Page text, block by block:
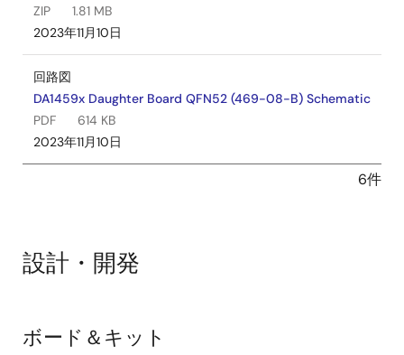
ZIP
1.81 MB
2023年11月10日
回路図
DA1459x Daughter Board QFN52 (469-08-B) Schematic
PDF
614 KB
2023年11月10日
6件
設計・開発
関
ボード＆キット